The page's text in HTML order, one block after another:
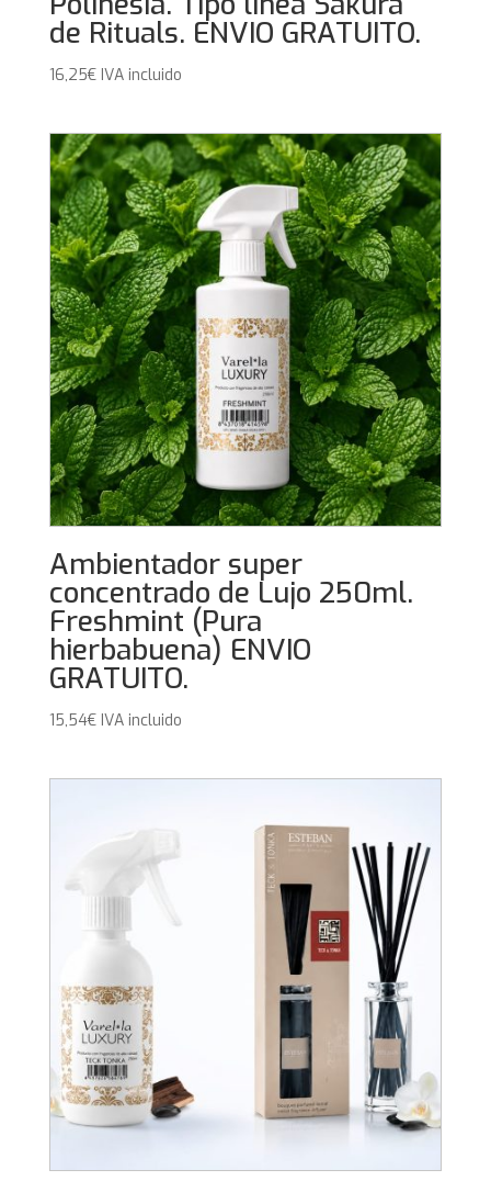
de Rituals. ENVIO GRATUITO.
16,25€ IVA incluido
Ambientador super
concentrado de Lujo 250ml.
Freshmint (Pura
hierbabuena) ENVIO
GRATUITO.
15,54€ IVA incluido